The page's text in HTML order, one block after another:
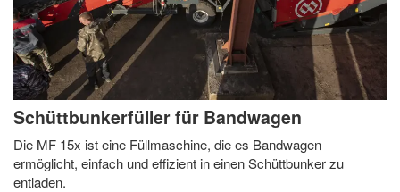
Schüttbunkerfüller für Bandwagen
Die MF 15x ist eine Füllmaschine, die es Bandwagen
ermöglicht, einfach und effizient in einen Schüttbunker zu
entladen.